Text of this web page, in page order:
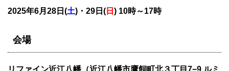
2025年6月28 日(土)・29日( 日 ) 10時～17時
会場
リファイン近江八幡（近江八幡市鷹飼町北３丁目7−9 ルミ